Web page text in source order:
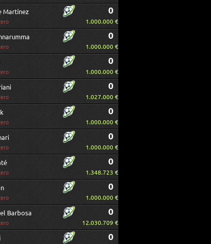
Martínez 0
1.000.000 €
0
1.000.000 €
0
1.000.000 €
0
1.027.000 €
0
1.000.000 €
0
1.000.000 €
0
1.348.723 €
0
1.000.000 €
Barbosa 0
12.030.709 €
0